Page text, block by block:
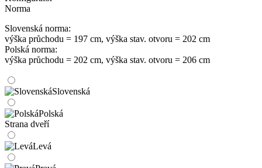
Norma
Slovenská norma:
výška průchodu = 197 cm, výška stav. otvoru = 202 cm
Polská norma:
výška průchodu = 202 cm, výška stav. otvoru = 206 cm
Slovenská
Polská
Strana dveří
Levá